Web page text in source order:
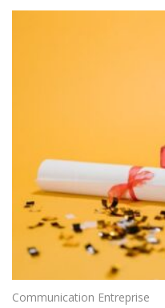
Communication Entreprise